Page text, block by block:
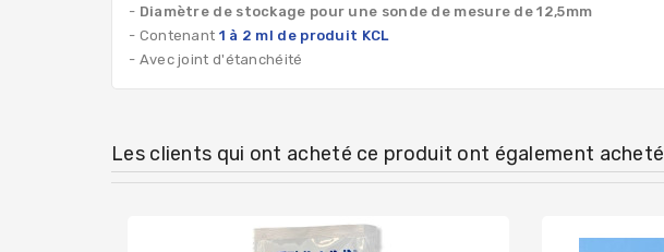
- Diamètre de stockage pour une sonde de mesure de 12,5mm
- Contenant 1 à 2 ml de produit KCL
- Avec joint d'étanchéité
Les clients qui ont acheté ce produit ont également